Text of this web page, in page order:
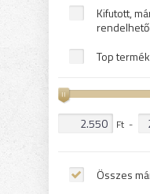
Kifutott,
Top
Ft -
Összes